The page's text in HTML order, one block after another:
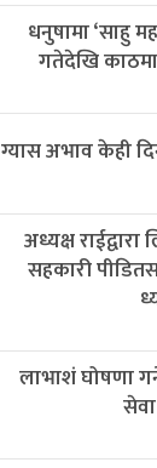
धनुषामा ‘साहु
गतेदेखि
ग्यास अभाव केही
अध्यक्ष
सहकारी
लाभाशं घोषणा